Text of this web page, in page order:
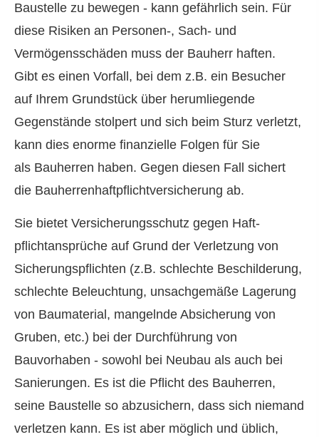
Baustelle zu bewegen - kann gefährlich sein. Für
diese Risiken an Per­sonen-, Sach- und
Vermögensschäden muss der Bauherr haften.
Gibt es einen Vorfall, bei dem z.B. ein Besucher
auf Ihrem Grundstück über herumliegende
Gegenstände stolpert und sich beim Sturz verletzt,
kann dies enorme finanzielle Folgen für Sie
als Bauherren haben. Gegen diesen Fall sichert
die Bau­herren­haft­pflichtversicherung ab.
Sie bietet Versicherungsschutz gegen Haft­
pflichtansprüche auf Grund der Verletzung von
Sicherungspflichten (z.B. schlechte Beschilderung,
schlechte Beleuchtung, unsachgemäße Lagerung
von Baumaterial, mangelnde Absicherung von
Gruben, etc.) bei der Durchführung von
Bauvorhaben - sowohl bei Neubau als auch bei
Sanierungen. Es ist die Pflicht des Bauherren,
seine Baustelle so abzusichern, dass sich niemand
verletzen kann. Es ist aber möglich und üblich,